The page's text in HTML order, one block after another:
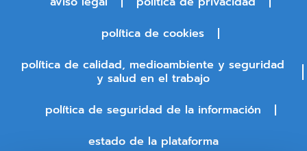
política de cookies
política de calidad, medioambiente y seguridad
y salud en el trabajo
política de seguridad de la información
estado de la plataforma